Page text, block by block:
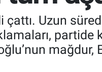
çattı. Uzun
partide